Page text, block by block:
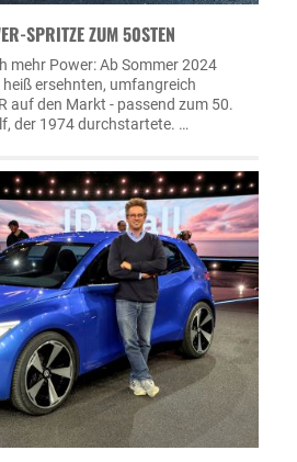
SPRITZE ZUM 50STEN
mehr Power: Ab Sommer 2024
ersehnten, umfangreich
auf den Markt - passend zum 50.
der 1974 durchstartete. …